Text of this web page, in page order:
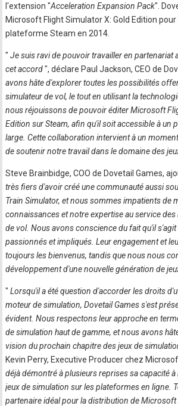
l'extension "Acceleration Expansion Pack".
Microsoft Flight Simulator X: Gold Edition
plateforme Steam en 2014.
" Je suis ravi de pouvoir travailler en partenariat
cet accord", déclare Paul Jackson, CEO de
avons hâte d'explorer toutes les possibilités
simulateur de vol, le tout en utilisant la
nous réjouissons de pouvoir éditer Microsoft
Edition sur Steam, afin qu'il soit accessible à un
large. Cette collaboration intervient à un
de soutenir notre travail dans le domaine des
Steve Brainbidge, COO de Dovetail Games,
très fiers d'avoir créé une communauté aussi
Train Simulator, et nous sommes impatients de
connaissances et notre expertise au service
de vol. Nous avons conscience du fait qu'il
passionnés et impliqués. Leur engagement et
toujours les bienvenus, tandis que nous nous
développement d'une nouvelle génération de
" Lorsqu'il a été question d'accorder les droits
moteur de simulation, Dovetail Games s'est
évident. Nous respectons leur approche en
de simulation haut de gamme, et nous avons
vision du prochain chapitre des jeux de
Kevin Perry, Executive Producer chez
déjà démontré à plusieurs reprises sa capacité
jeux de simulation sur les plateformes en ligne.
partenaire idéal pour la distribution de Microsoft